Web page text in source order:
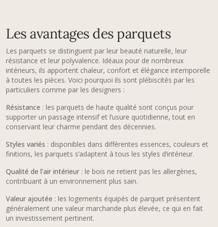
Les avantages des parquets
Les parquets se distinguent par leur beauté naturelle, leur
résistance et leur polyvalence. Idéaux pour de nombreux
intérieurs, ils apportent chaleur, confort et élégance intemporelle
à toutes les pièces. Voici pourquoi ils sont plébiscités par les
particuliers comme par les designers :
Résistance : les parquets de haute qualité sont conçus pour
supporter un passage intensif et l’usure quotidienne, tout en
conservant leur charme pendant des décennies.
Styles variés : disponibles dans différentes essences, couleurs et
finitions, les parquets s’adaptent à tous les styles d’intérieur.
Qualité de l’air intérieur : le bois ne retient pas les allergènes,
contribuant à un environnement plus sain.
Valeur ajoutée : les logements équipés de parquet présentent
généralement une valeur marchande plus élevée, ce qui en fait
un investissement pertinent.